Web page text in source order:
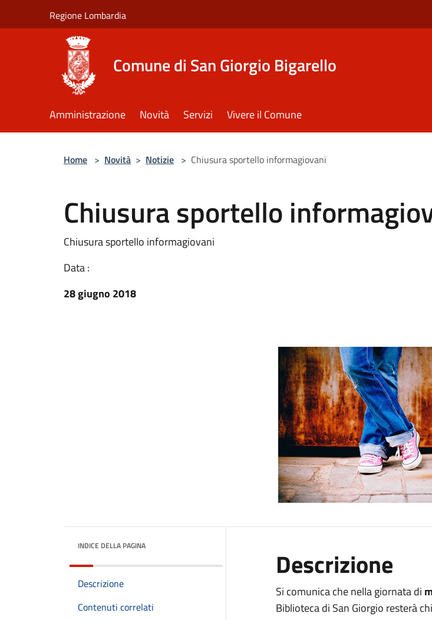
Regione Lombardia
Comune di San Giorgio Bigarello
Amministrazione Novità Servizi Vivere il Comune
Home > Novità > Notizie > Chiusura sportello informagiovani
Chiusura sportello
Chiusura sportello informagiovani
Data :
28 giugno 2018
INDICE DELLA PAGINA
Descrizione
Contenuti correlati
Descrizione
Si comunica che nella giornata di
Biblioteca di San Giorgio resterà